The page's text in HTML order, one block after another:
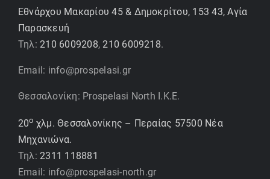
Εθνάρχου Μακαρίου 45 & Δημοκρίτου, 153 43, Αγία
Παρασκευή
Τηλ: 210 6009208, 210 6009218.
Email: info@prospelasi.gr
Θεσσαλονίκη: Prospelasi North I.K.E.
20ο χλμ. Θεσσαλονίκης – Περαίας 57500 Νέα
Μηχανιώνα.
Τηλ: 2311 118881
Email: info@prospelasi-north.gr